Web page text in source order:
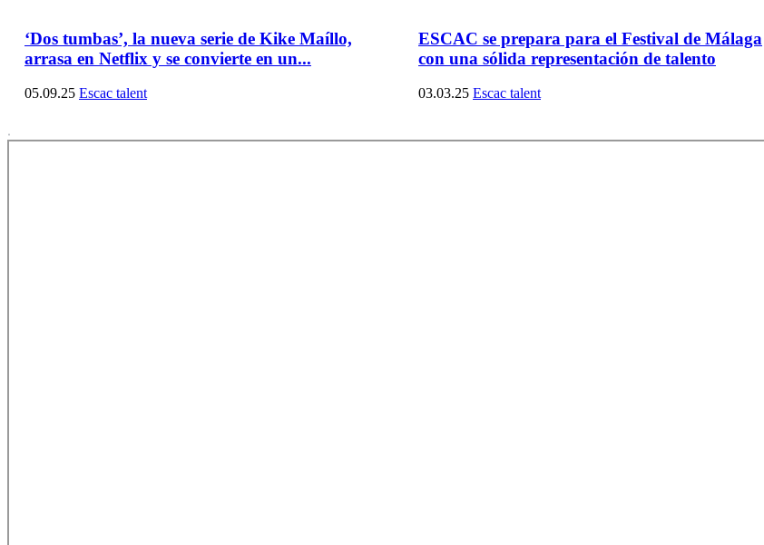
‘Dos tumbas’, la nueva serie de Kike Maíllo,
arrasa en Netflix y se convierte en un...
05.09.25 Escac talent
ESCAC se prepara para el Festival de Málaga
con una sólida representación de talento
03.03.25 Escac talent